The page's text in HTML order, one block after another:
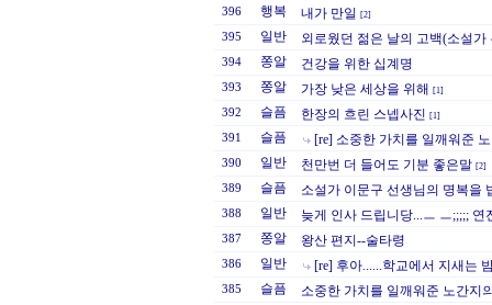
396 행복 내가 만일 [2]
395 일반 외로웠던 젊은 날의 고백(소설가
394 쫑알 건강을 위한 십계명
393 쫑알 가장 낮은 세상을 위해 [1]
392 슬픔 한장의 흐린 스넵사진 [1]
391 슬픔 [re] 소중한 가치를 일깨워준
390 일반 천만번 더 들어도 기분 좋은말 [2]
389 슬픔 소설가 이문구 선생님의 명복을
388 일반 늦게 인사 드립니당...ㅡ ㅡ;;;;; 연
387 쫑알 왕산 편지--술타령
386 일반 [re] 후아......학교에서 지새는
385 슬픔 소중한 가치를 일깨워준 노간지